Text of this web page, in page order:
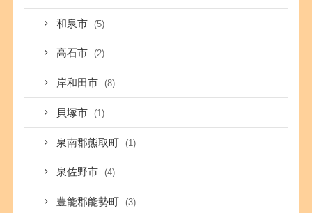
和泉市 (5)
高石市 (2)
岸和田市 (8)
貝塚市 (1)
泉南郡熊取町 (1)
泉佐野市 (4)
豊能郡能勢町 (3)